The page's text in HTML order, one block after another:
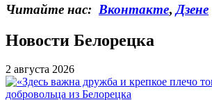
Читайте нас: Вконтакте, Дзене
Новости Белорецка
2 августа 2026